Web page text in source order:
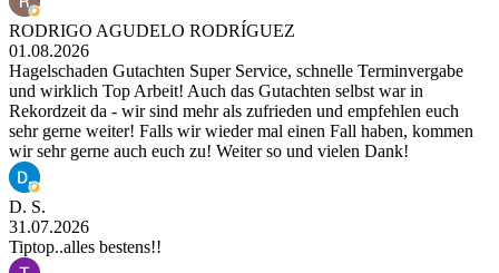
RODRIGO AGUDELO RODRÍGUEZ
01.08.2026
Hagelschaden Gutachten Super Service, schnelle Terminvergabe
und wirklich Top Arbeit! Auch das Gutachten selbst war in
Rekordzeit da - wir sind mehr als zufrieden und empfehlen euch
sehr gerne weiter! Falls wir wieder mal einen Fall haben, kommen
wir sehr gerne auch euch zu! Weiter so und vielen Dank!
D. S.
31.07.2026
Tiptop..alles bestens!!